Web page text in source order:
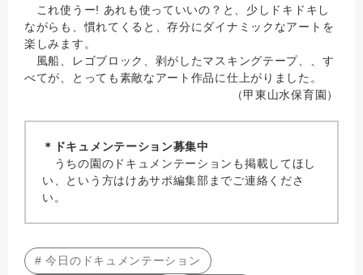
これ使うー! あれも使っていいの？と、少しドキドキし
ながらも、慣れてくると、存分にダイナミックなアートを
楽しみます。
風船、レゴブロック、剥がしたマスキングテープ、、す
べてが、とっても素敵なアート作品に仕上がりました。
（甲東山水保育園）
＊ドキュメンテーション募集中
うちの園のドキュメンテーションも掲載してほし
い、という方はけあサポ編集部までご連絡くださ
い。
# 今日のドキュメンテーション